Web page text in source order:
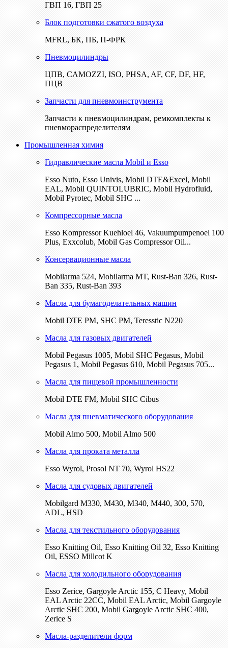
ГВП 16, ГВП 25
Блок подготовки сжатого воздуха
MFRL, БК, ПБ, П-ФРК
Пневмоцилиндры
ЦПВ, CAMOZZI, ISO, PHSA, AF, CF, DF, HF,
ПЦВ
Запчасти для пневмоинструмента
Запчасти к пневмоцилиндрам, ремкомплекты к
пневмораспределителям
Промышленная химия
Гидравлические масла Mobil и Esso
Esso Nuto, Esso Univis, Mobil DTE&Excel, Mobil
EAL, Mobil QUINTOLUBRIC, Mobil Hydrofluid,
Mobil Pyrotec, Mobil SHC ...
Компрессорные масла
Esso Kompressor Kuehloel 46, Vakuumpumpenoel 100
Plus, Exxcolub, Mobil Gas Compressor Oil...
Консервационные масла
Mobilarma 524, Mobilarma MT, Rust-Ban 326, Rust-
Ban 335, Rust-Ban 393
Масла для бумагоделательных машин
Mobil DTE РМ, SHC PM, Teresstic N220
Масла для газовых двигателей
Mobil Pegasus 1005, Mobil SHC Pegasus, Mobil
Pegasus 1, Mobil Pegasus 610, Mobil Pegasus 705...
Масла для пищевой промышленности
Mobil DTE FM, Mobil SHC Cibus
Масла для пневматического оборудования
Mobil Almo 500, Mobil Almo 500
Масла для проката металла
Esso Wyrol, Prosol NT 70, Wyrol HS22
Масла для судовых двигателей
Mobilgard M330, M430, M340, M440, 300, 570,
ADL, HSD
Масла для текстильного оборудования
Esso Knitting Oil, Esso Knitting Oil 32, Esso Knitting
Oil, ESSO Millcot K
Масла для холодильного оборудования
Esso Zerice, Gargoyle Arctic 155, С Heavy, Mobil
EAL Arctic 22CC, Mobil EAL Arctic, Mobil Gargoyle
Arctic SHC 200, Mobil Gargoyle Arctic SHC 400,
Zerice S
Масла-разделители форм